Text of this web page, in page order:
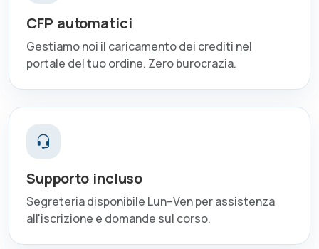
CFP automatici
Gestiamo noi il caricamento dei crediti nel
portale del tuo ordine. Zero burocrazia.
Supporto incluso
Segreteria disponibile Lun–Ven per assistenza
all'iscrizione e domande sul corso.